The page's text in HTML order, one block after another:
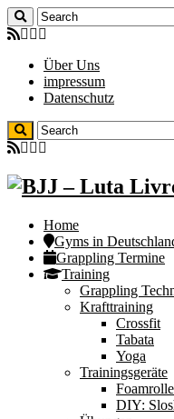
Über Uns
impressum
Datenschutz
Home
Gyms in
Grappling Termine
Training
Grappling
Krafttraining
Crossfit
Tabata
Yoga
Trainingsgeräte
DIY: